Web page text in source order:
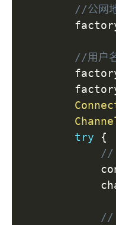
//公网
//用户
try
{
//
//